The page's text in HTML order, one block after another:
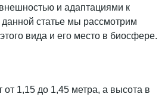
и адаптациями к
статье мы рассмотрим
вида и его место в биосфере.
от 1,15 до 1,45 метра, а высота в